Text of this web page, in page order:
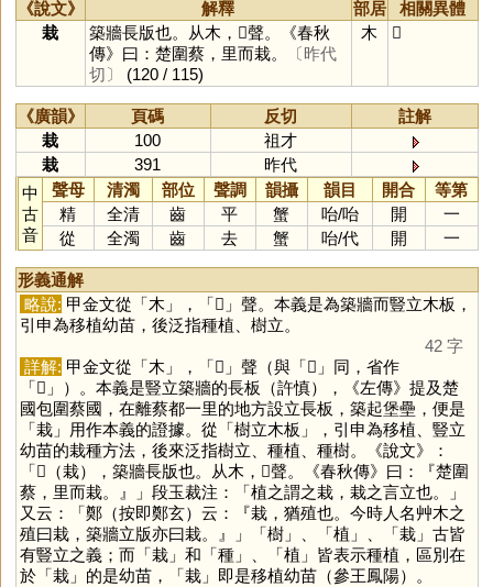
《說文》 解釋 部居
相關異體
栽
築牆長版也。从木，𢦒聲。《春秋
傳》曰：楚圍蔡，里而栽。
〔昨代
切〕
(120 / 115)
木 𣒭
《廣韻》 頁碼 反切
註解
栽
100
祖才
栽
391
昨代
中
古
音
聲母 清濁 部位 聲調 韻攝 韻目 開合
等第
精
全清 齒 平 蟹 咍/咍 開
一
從
全濁 齒 去 蟹 咍/代 開 一
形義通解
略說: 甲金文從「木」，「𢦔 」聲。本義是為築牆而豎立木板，
引申為移植幼苗，後泛指種植、樹立。
42 字
詳解: 甲金文從「木」，「𢦔 」聲（與「𢦒 」同，省作
「𢦏 」）。本義是豎立築牆的長板（許慎），《左傳》提及楚
國包圍蔡國，在離蔡都一里的地方設立長板，築起堡壘，便是
「栽」用作本義的證據。從「樹立木板」，引申為移植、豎立
幼苗的栽種方法，後來泛指樹立、種植、種樹。《說文》：
「𣒭（栽），築牆長版也。从木，𢦒聲。《春秋傳》曰：『楚圍
蔡，里而栽。』」段玉裁注：「植之謂之栽，栽之言立也。」
又云：「鄭（按即鄭玄）云：『栽，猶殖也。今時人名艸木之
殖曰栽，築牆立版亦曰栽。』」「樹」、「植 」、「栽」古皆
有豎立之義；而「栽」和「種」、「植 」皆表示種植，區別在
於「栽」的是幼苗，「栽」即是移植幼苗（參王鳳陽）。